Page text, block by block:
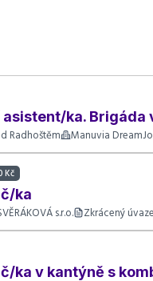
asistent/ka. Brigáda
Radhoštěm Manuvia
Kč
ka
s.r.o. Zkrácený
ka v kantýně s